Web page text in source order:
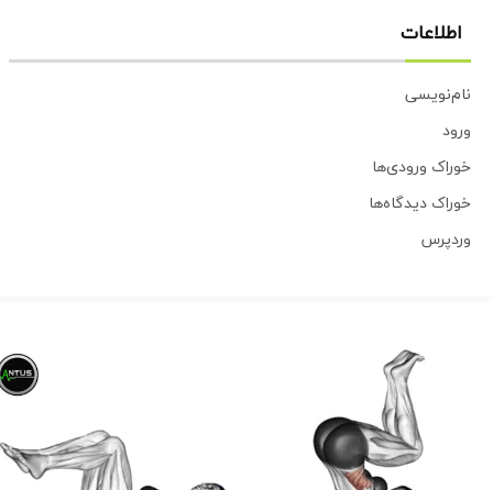
اطلاعات
نام‌نویسی
ورود
خوراک ورودی‌ها
خوراک دیدگاه‌ها
وردپرس